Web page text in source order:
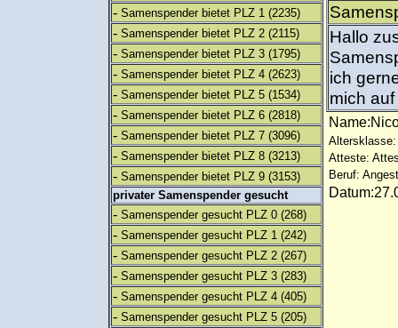
- Samenspender bietet PLZ 1 (2235)
- Samenspender bietet PLZ 2 (2115)
- Samenspender bietet PLZ 3 (1795)
- Samenspender bietet PLZ 4 (2623)
- Samenspender bietet PLZ 5 (1534)
- Samenspender bietet PLZ 6 (2818)
- Samenspender bietet PLZ 7 (3096)
- Samenspender bietet PLZ 8 (3213)
- Samenspender bietet PLZ 9 (3153)
privater Samenspender gesucht
- Samenspender gesucht PLZ 0 (268)
- Samenspender gesucht PLZ 1 (242)
- Samenspender gesucht PLZ 2 (267)
- Samenspender gesucht PLZ 3 (283)
- Samenspender gesucht PLZ 4 (405)
- Samenspender gesucht PLZ 5 (205)
Hallo
ich
mich
Altersklasse:
Atteste:
Beruf: